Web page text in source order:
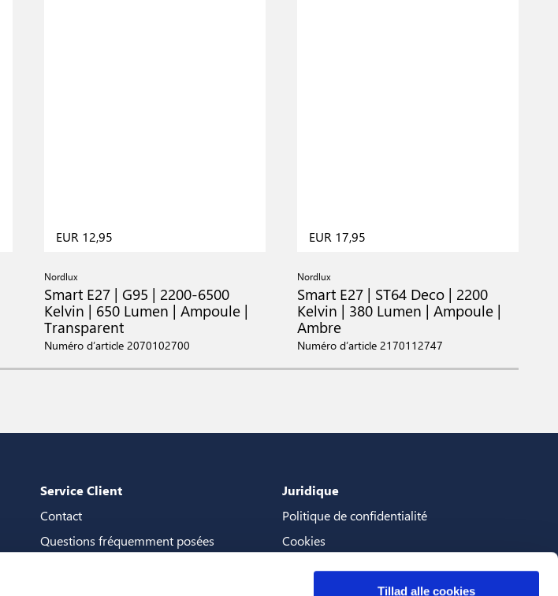
Tillad alle cookies
EUR 12,95
Nordlux
Smart E27 | G95 | 2200-6500
Kelvin | 650 Lumen | Ampoule |
Transparent
Numéro d’article 2070102700
EUR 17,95
Nordlux
Smart E27 | ST64 Deco | 2200
Kelvin | 380 Lumen | Ampoule |
Ambre
Numéro d’article 2170112747
Service Client
Contact
Questions fréquemment posées
Juridique
Politique de confidentialité
Cookies